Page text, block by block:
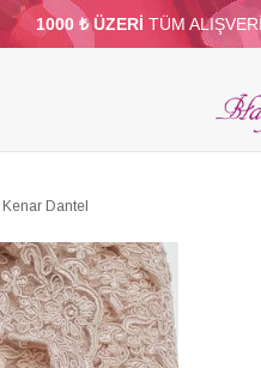
1000 ₺ ÜZERİ TÜM
PARTİ VE SÜS
TOPTAN
Dantel